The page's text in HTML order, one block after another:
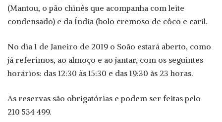
(Mantou, o pão chinês que acompanha com leite
condensado) e da Índia (bolo cremoso de côco e caril.
No dia 1 de Janeiro de 2019 o Soão estará aberto, como
já referimos, ao almoço e ao jantar, com os seguintes
horários: das 12:30 às 15:30 e das 19:30 às 23 horas.
As reservas são obrigatórias e podem ser feitas pelo
210 534 499.